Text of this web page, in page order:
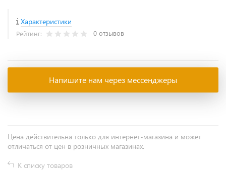
Характеристики
Рейтинг: 0 отзывов
Напишите нам через мессенджеры
Цена действительна только для интернет-магазина и может
отличаться от цен в розничных магазинах.
К списку товаров